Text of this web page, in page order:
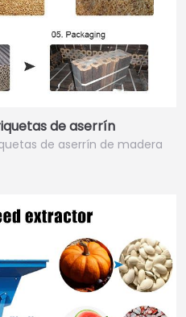
de aserrín
de aserrín de madera